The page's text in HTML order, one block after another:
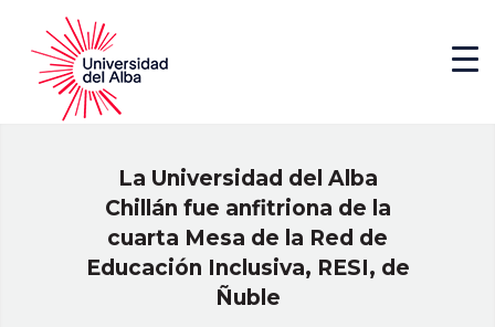
La Universidad del Alba
Chillán fue anfitriona de la
cuarta Mesa de la Red de
Educación Inclusiva, RESI, de
Ñuble